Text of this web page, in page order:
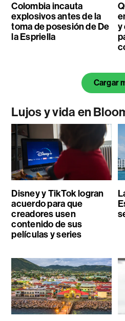
Colombia incauta
explosivos antes de la
toma de posesión de De
la Espriella
y
Cargar
Lujos y vida en
Disney y TikTok logran
acuerdo para que
creadores usen
contenido de sus
películas y series